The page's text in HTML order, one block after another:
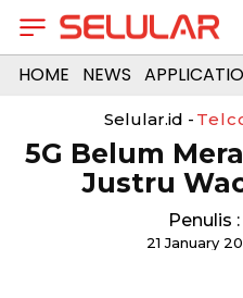
HOME NEWS
Selular.id -
5G Belum
Justru
Penulis :
21 January